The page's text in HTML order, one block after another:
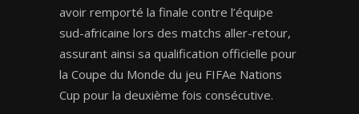
avoir remporté la finale contre l’équipe
sud-africaine lors des matchs aller-retour,
assurant ainsi sa qualification officielle pour
la Coupe du Monde du jeu FIFAe Nations
Cup pour la deuxième fois consécutive.